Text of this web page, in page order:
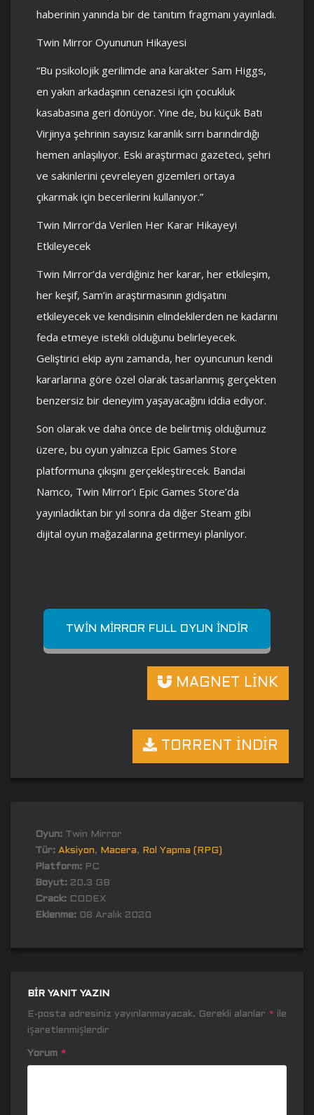
haberinin yanında bir de tanıtım fragmanı yayınladı.
Twin Mirror Oyununun Hikayesi
“Bu psikolojik gerilimde ana karakter Sam Higgs,
en yakın arkadaşının cenazesi için çocukluk
kasabasına geri dönüyor. Yine de, bu küçük Batı
Virjinya şehrinin sayısız karanlık sırrı barındırdığı
hemen anlaşılıyor. Eski araştırmacı gazeteci, şehri
ve sakinlerini çevreleyen gizemleri ortaya
çıkarmak için becerilerini kullanıyor.”
Twin Mirror’da Verilen Her Karar Hikayeyi
Etkileyecek
Twin Mirror’da verdiğiniz her karar, her etkileşim,
her keşif, Sam’in araştırmasının gidişatını
etkileyecek ve kendisinin elindekilerden ne kadarını
feda etmeye istekli olduğunu belirleyecek.
Geliştirici ekip aynı zamanda, her oyuncunun kendi
kararlarına göre özel olarak tasarlanmış gerçekten
benzersiz bir deneyim yaşayacağını iddia ediyor.
Son olarak ve daha önce de belirtmiş olduğumuz
üzere, bu oyun yalnızca Epic Games Store
platformuna çıkışını gerçekleştirecek. Bandai
Namco, Twin Mirror’ı Epic Games Store’da
yayınladıktan bir yıl sonra da diğer Steam gibi
dijital oyun mağazalarına getirmeyi planlıyor.
TWIN MIRROR FULL OYUN İNDIR
MAGNET LİNK
TORRENT İNDİR
Oyun: Twin Mirror
Tür: Aksiyon, Macera,
Rol Yapma (RPG)
Platform: PC
Boyut: 20.3 GB
Crack: CODEX
Eklenme: 08 Aralık 2020
BIR YANIT YAZIN
E-posta adresiniz yayınlanmayacak. Gerekli alanlar * ile
işaretlenmişlerdir
Yorum *